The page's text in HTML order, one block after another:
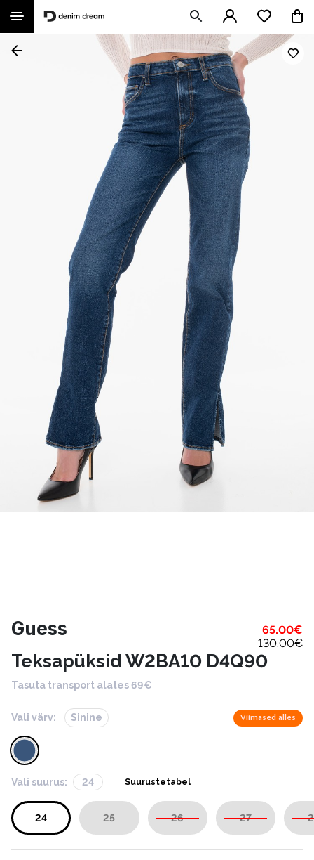
Guess 65.00€
130.00€
Teksapüksid W2BA10 D4Q90
Tasuta transport alates 69€
Vali värv: Sinine Viimased alles
Vali suurus: 24 Suurustetabel
24 25 26 27